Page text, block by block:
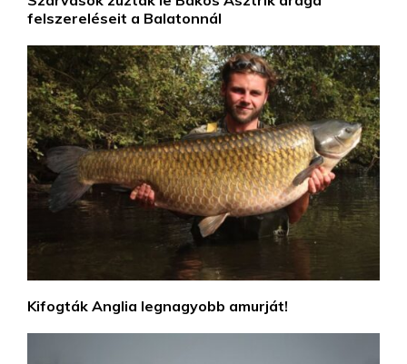
felszereléseit a Balatonnál
Kifogták Anglia legnagyobb amurját!